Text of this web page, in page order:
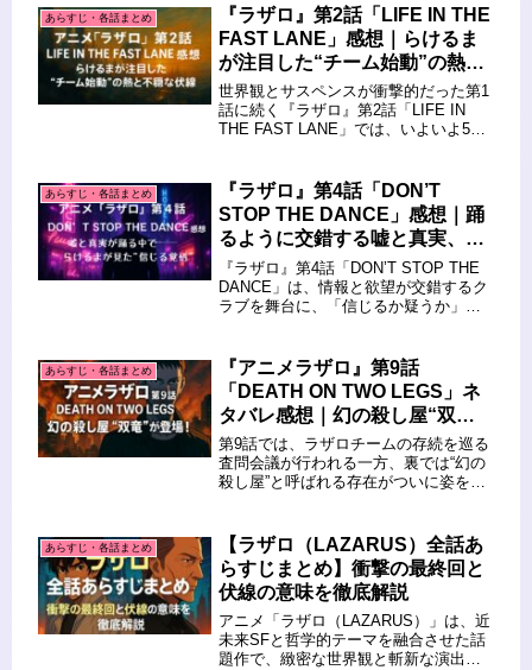
あらすじ・各話まとめ
『ラザロ』第2話「LIFE IN THE
FAST LANE」感想｜らけるま
が注目した“チーム始動”の熱と
不穏な伏線
世界観とサスペンスが衝撃的だった第1
話に続く『ラザロ』第2話「LIFE IN
THE FAST LANE」では、いよいよ5人
今回のエピソードでは、個性の強いキ
ャラクター...
あらすじ・各話まとめ
『ラザロ』第4話「DON’T
STOP THE DANCE」感想｜踊
るように交錯する嘘と真実、ら
けるまが見た“信じる覚悟”
『ラザロ』第4話「DON’T STOP THE
DANCE」は、情報と欲望が交錯するク
ラブを舞台に、「信じるか疑うか」の
諜報戦。その奥で動いていた“裏切
り”と“正体”に、私...
あらすじ・各話まとめ
『アニメラザロ』第9話
「DEATH ON TWO LEGS」ネ
タバレ感想｜幻の殺し屋“双
竜”が登場！
第9話では、ラザロチームの存続を巡る
査問会議が行われる一方、裏では“幻の
殺し屋”と呼ばれる存在がついに姿を現
以下、主なポイントを簡潔にまとめま
す。 🔁 前回のおさらい（第8...
あらすじ・各話まとめ
【ラザロ（LAZARUS）全話あ
らすじまとめ】衝撃の最終回と
伏線の意味を徹底解説
アニメ「ラザロ（LAZARUS）」は、近
未来SFと哲学的テーマを融合させた話
題作で、緻密な世界観と斬新な演出で